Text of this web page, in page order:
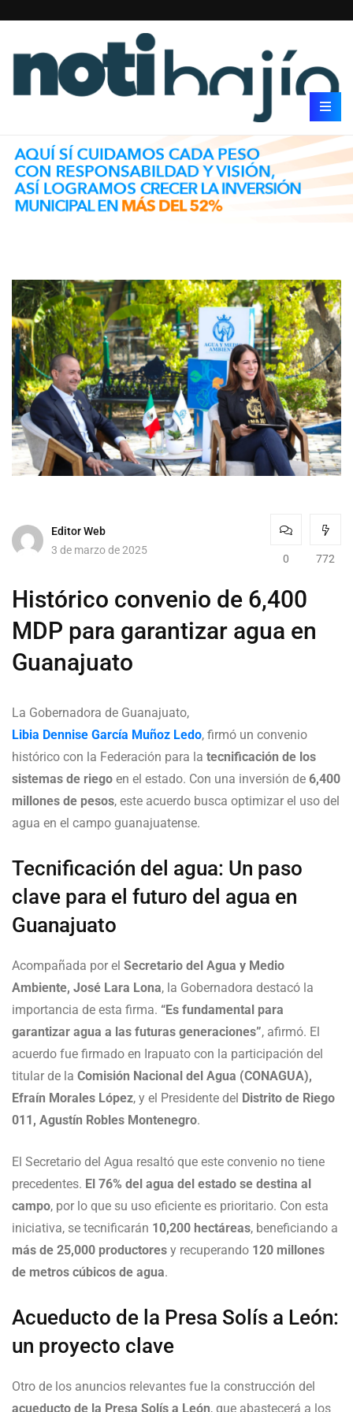
Editor Web
3 de marzo de 2025
0 772
Histórico convenio de 6,400
MDP para garantizar agua en
Guanajuato
La Gobernadora de Guanajuato,
Libia Dennise García Muñoz Ledo, firmó un convenio
histórico con la Federación para la tecnificación de los
sistemas de riego en el estado. Con una inversión de 6,400
millones de pesos, este acuerdo busca optimizar el uso del
agua en el campo guanajuatense.
Tecnificación del agua: Un paso
clave para el futuro del agua en
Guanajuato
Acompañada por el Secretario del Agua y Medio
Ambiente, José Lara Lona, la Gobernadora destacó la
importancia de esta firma. “Es fundamental para
garantizar agua a las futuras generaciones”, afirmó. El
acuerdo fue firmado en Irapuato con la participación del
titular de la Comisión Nacional del Agua (CONAGUA),
Efraín Morales López, y el Presidente del Distrito de Riego
011, Agustín Robles Montenegro.
El Secretario del Agua resaltó que este convenio no tiene
precedentes. El 76% del agua del estado se destina al
campo, por lo que su uso eficiente es prioritario. Con esta
iniciativa, se tecnificarán 10,200 hectáreas, beneficiando a
más de 25,000 productores y recuperando 120 millones
de metros cúbicos de agua.
Acueducto de la Presa Solís a León:
un proyecto clave
Otro de los anuncios relevantes fue la construcción del
acueducto de la Presa Solís a León, que abastecerá a los